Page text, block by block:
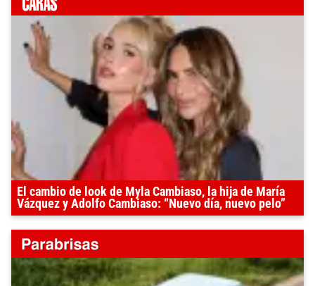
El cambio de look de Myla Cambiaso, la hija de María
Vázquez y Adolfo Cambiaso: “Nuevo día, nuevo pelo”